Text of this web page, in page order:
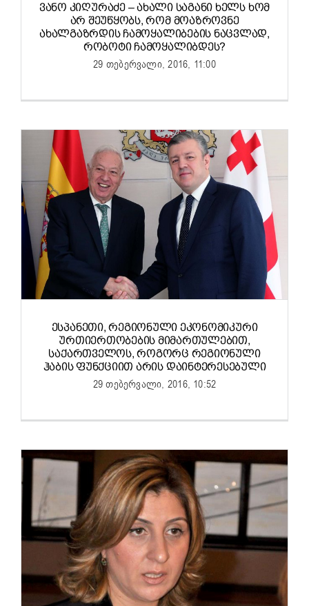
ᲕᲐᲜᲝ ᲙᲘᲦᲣᲠᲐᲫᲔ – ᲐᲮᲐᲚᲘ ᲡᲐᲒᲐᲜᲘ ᲮᲔᲚᲡ ᲮᲝᲛ
ᲐᲠ ᲨᲔᲣᲬᲧᲝᲑᲡ, ᲠᲝᲛ ᲛᲝᲐᲖᲠᲝᲕᲜᲔ
ᲐᲮᲐᲚᲒᲐᲖᲠᲓᲘᲡ ᲩᲐᲛᲝᲧᲐᲚᲘᲑᲔᲑᲘᲡ ᲜᲐᲪᲕᲚᲐᲓ,
ᲠᲝᲑᲝᲢᲘ ᲩᲐᲛᲝᲧᲐᲚᲘᲑᲓᲔᲡ?
29 თებერვალი, 2016, 11:00
ᲔᲡᲞᲐᲜᲔᲗᲘ, ᲠᲔᲒᲘᲝᲜᲣᲚᲘ ᲔᲙᲝᲜᲝᲛᲘᲙᲣᲠᲘ
ᲣᲠᲗᲘᲔᲠᲗᲝᲑᲔᲑᲘᲡ ᲛᲘᲛᲐᲠᲗᲣᲚᲔᲑᲘᲗ,
ᲡᲐᲥᲐᲠᲗᲕᲔᲚᲝᲡ, ᲠᲝᲒᲝᲠᲪ ᲠᲔᲒᲘᲝᲜᲣᲚᲘ
ᲰᲐᲑᲘᲡ ᲤᲣᲜᲥᲪᲘᲘᲗ ᲐᲠᲘᲡ ᲓᲐᲘᲜᲢᲔᲠᲔᲡᲔᲑᲣᲚᲘ
29 თებერვალი, 2016, 10:52